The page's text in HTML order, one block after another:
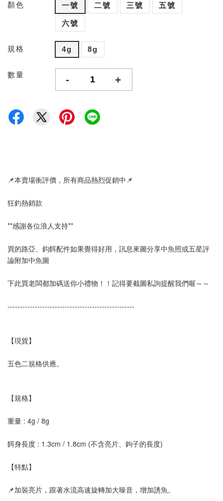
顏色 一號 二號 三號 五號
六號
規格 4g 8g
數量 - +
📌本賣場衝評價，所有商品熱烈促銷中📌
狂釣熱銷款
**感謝各位浪人支持**
買的路亞、鈎餌配件如果覺得好用，訊息來圖分享中魚照或五星評
論附加中魚圖
下此買老闆都加碼送你小禮物！！記得要截圖私詢提醒我們喔～～
---------------------------------------------------
【現貨】
五色二規格供應。
【規格】
重量 : 4g / 8g
餌身長度 : 1.3cm / 1.8cm (不含亮片、鉤子的長度)
【特點】
📌加裝亮片，跟著水流高速旋轉加大噪音，增加誘魚。